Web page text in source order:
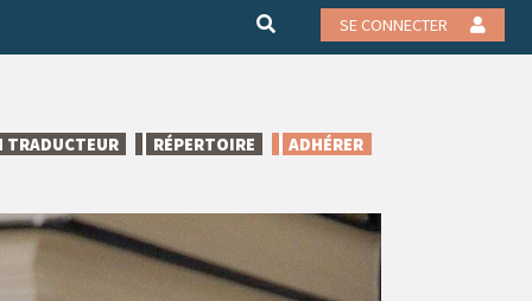
SE CONNECTER
TRADUCTEUR RÉPERTOIRE ADHÉRER